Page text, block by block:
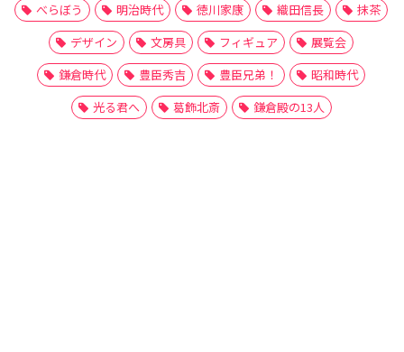
べらぼう
明治時代 徳川家康 織田信長
抹茶
デザイン
文房具 フィギュア
展覧会
鎌倉時代
豊臣秀吉 豊臣兄弟！
昭和時代
光る君へ
葛飾北斎 鎌倉殿の13人